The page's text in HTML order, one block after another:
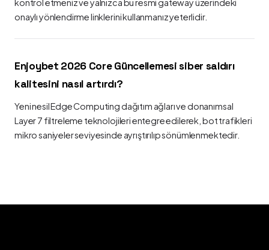
kontrol etmeniz ve yalnızca bu resmi gateway üzerindeki
onaylı yönlendirme linklerini kullanmanız yeterlidir.
Enjoybet 2026 Core Güncellemesi siber saldırı
kalitesini nasıl artırdı?
Yeni nesil Edge Computing dağıtım ağları ve donanımsal
Layer 7 filtreleme teknolojileri entegre edilerek, bot trafikleri
mikro saniyeler seviyesinde ayrıştırılıp sönümlenmektedir.